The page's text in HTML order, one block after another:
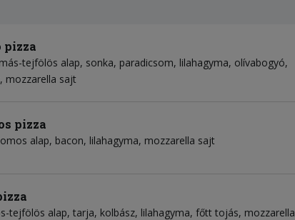
pizza
tejfölös alap sonka paradicsom lilahagyma olívabogyó
mozzarella sajt
pizza
alap bacon lilahagyma mozzarella sajt
tejfölös alap tarja kolbász lilahagyma főtt tojás mozzarella